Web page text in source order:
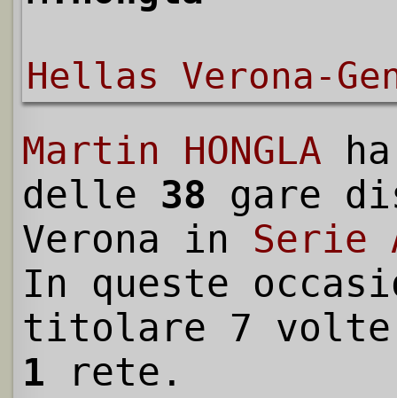
Hellas Verona-
Martin HONGLA
delle 38 gare
Verona in Serie
In queste
titolare 7 volte
1 rete.